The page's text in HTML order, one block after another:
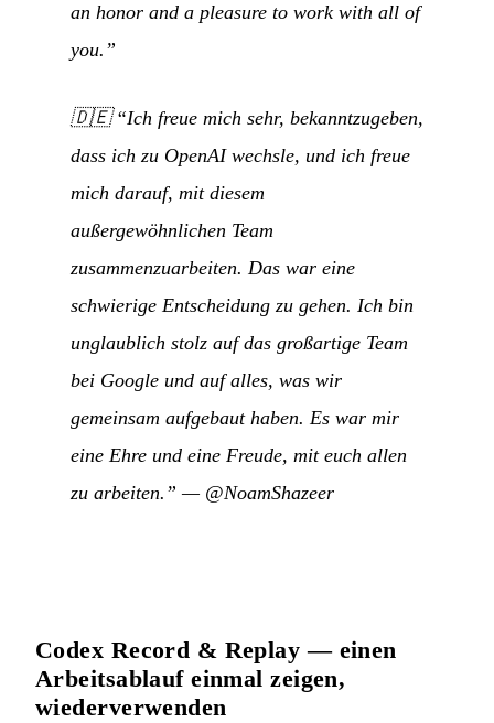
an honor and a pleasure to work with all of
you.”
🇩🇪“Ich freue mich sehr, bekanntzugeben,
dass ich zu OpenAI wechsle, und ich freue
mich darauf, mit diesem
außergewöhnlichen Team
zusammenzuarbeiten. Das war eine
schwierige Entscheidung zu gehen. Ich bin
unglaublich stolz auf das großartige Team
bei Google und auf alles, was wir
gemeinsam aufgebaut haben. Es war mir
eine Ehre und eine Freude, mit euch allen
zu arbeiten.” — @NoamShazeer
Codex Record & Replay — einen
Arbeitsablauf einmal zeigen,
wiederverwenden